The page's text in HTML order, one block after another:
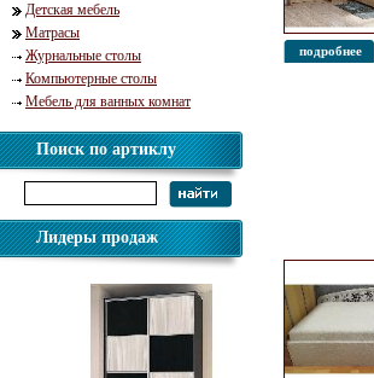
Детская мебель
Матрасы
Журнальные столы
Компьютерные столы
Мебель для ванных комнат
Поиск по артиклу
Лидеры продаж
подробнее